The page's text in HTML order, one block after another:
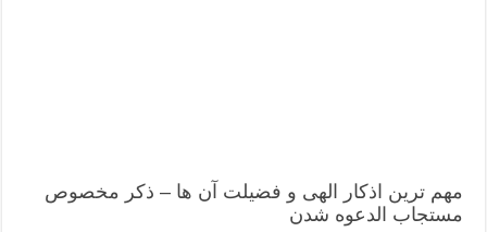
مهم ترین اذکار الهی و فضیلت آن ها – ذکر مخصوص
مستجاب الدعوه شدن